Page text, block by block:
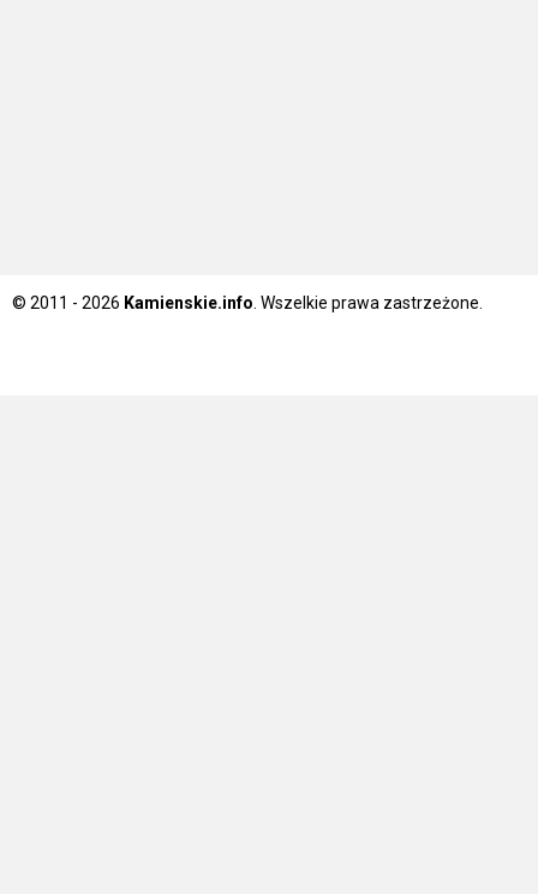
© 2011 - 2026 Kamienskie.info . Wszelkie prawa zastrzeżone.